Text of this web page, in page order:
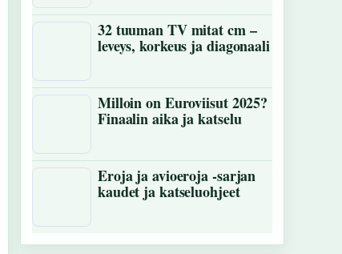
32 tuuman TV mitat cm –
leveys, korkeus ja diagonaali
Milloin on Euroviisut 2025?
Finaalin aika ja katselu
Eroja ja avioeroja -sarjan
kaudet ja katseluohjeet